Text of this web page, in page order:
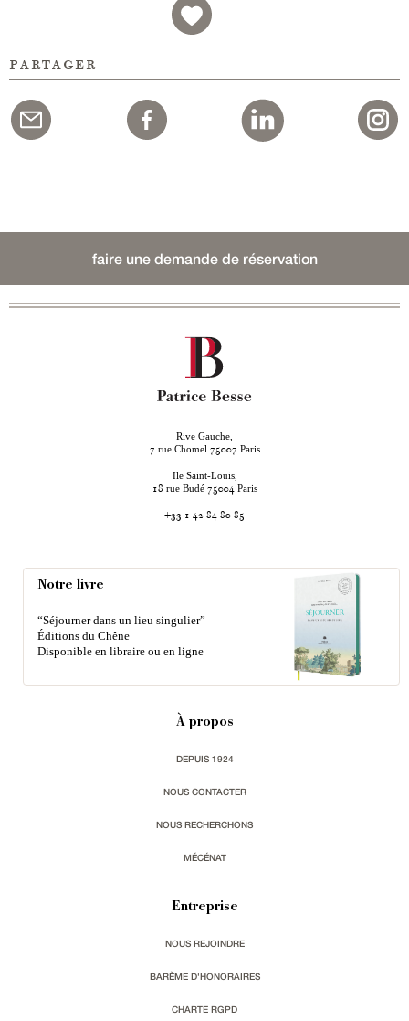
partager
faire une demande de réservation
Rive Gauche,
7 rue Chomel 75007 Paris
Ile Saint-Louis,
18 rue Budé 75004 Paris
+33 1 42 84 80 85
Notre livre
“Séjourner dans un lieu singulier”
Éditions du Chêne
Disponible en libraire ou en ligne
À propos
DEPUIS 1924
NOUS CONTACTER
NOUS RECHERCHONS
MÉCÉNAT
Entreprise
NOUS REJOINDRE
BARÈME D'HONORAIRES
CHARTE RGPD